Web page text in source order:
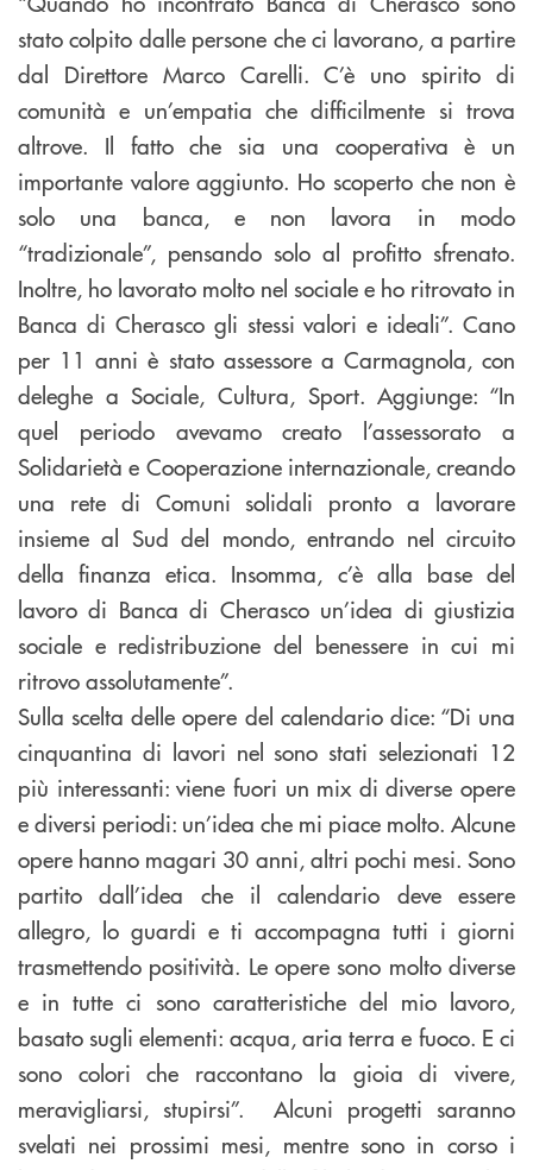
stato colpito dalle persone che ci lavorano, a partire
dal Direttore Marco Carelli. C’è uno spirito di
comunità e un’empatia che difficilmente si trova
altrove. Il fatto che sia una cooperativa è un
importante valore aggiunto. Ho scoperto che non è
solo una banca, e non lavora in modo
“tradizionale”, pensando solo al profitto sfrenato.
Inoltre, ho lavorato molto nel sociale e ho ritrovato in
Banca di Cherasco gli stessi valori e ideali”. Cano
per 11 anni è stato assessore a Carmagnola, con
deleghe a Sociale, Cultura, Sport. Aggiunge: “In
quel periodo avevamo creato l’assessorato a
Solidarietà e Cooperazione internazionale, creando
una rete di Comuni solidali pronto a lavorare
insieme al Sud del mondo, entrando nel circuito
della finanza etica. Insomma, c’è alla base del
lavoro di Banca di Cherasco un’idea di giustizia
sociale e redistribuzione del benessere in cui mi
ritrovo assolutamente”.
Sulla scelta delle opere del calendario dice: “Di una
cinquantina di lavori nel sono stati selezionati 12
più interessanti: viene fuori un mix di diverse opere
e diversi periodi: un’idea che mi piace molto. Alcune
opere hanno magari 30 anni, altri pochi mesi. Sono
partito dall’idea che il calendario deve essere
allegro, lo guardi e ti accompagna tutti i giorni
trasmettendo positività. Le opere sono molto diverse
e in tutte ci sono caratteristiche del mio lavoro,
basato sugli elementi: acqua, aria terra e fuoco. E ci
sono colori che raccontano la gioia di vivere,
meravigliarsi, stupirsi”. Alcuni progetti saranno
svelati nei prossimi mesi, mentre sono in corso i